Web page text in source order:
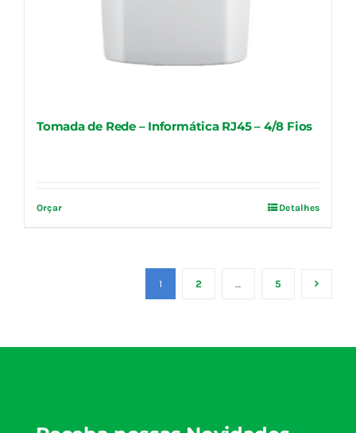
Tomada de Rede – Informática RJ45 – 4/8 Fios
Orçar Detalhes
1 2 … 5